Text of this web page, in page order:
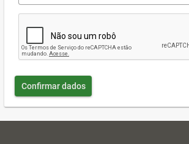
Confirmar dados